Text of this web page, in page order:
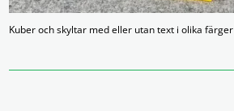
Kuber och skyltar med eller utan text i olika färger